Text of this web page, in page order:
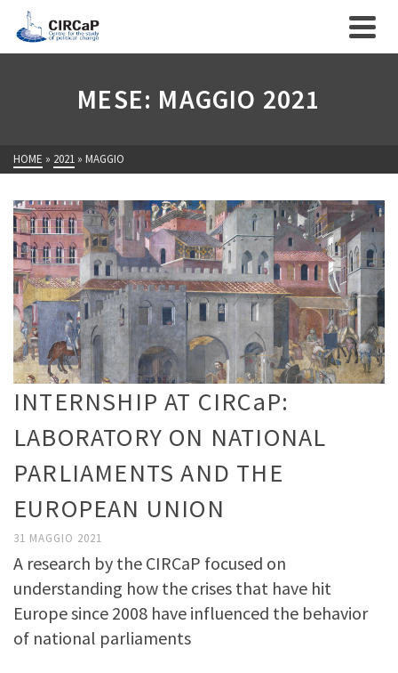
MESE: MAGGIO 2021
HOME » 2021 » MAGGIO
INTERNSHIP AT CIRCaP:
LABORATORY ON NATIONAL
PARLIAMENTS AND THE
EUROPEAN UNION
31 MAGGIO 2021
A research by the CIRCaP focused on
understanding how the crises that have hit
Europe since 2008 have influenced the behavior
of national parliaments